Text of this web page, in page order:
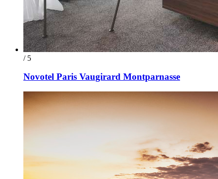
/ 5
Novotel Paris Vaugirard Montparnasse